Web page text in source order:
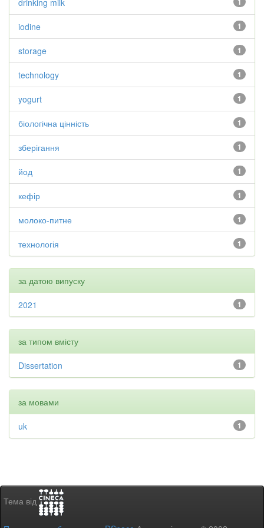
drinking milk
1
iodine
1
storage
1
technology
1
yogurt
1
біологічна цінність
1
зберігання
1
йод
1
кефір
1
молоко-питне
1
технологія
за датою випуску
1
2021
за типом вмісту
1
Dissertation
за мовами
1
uk
Тема від